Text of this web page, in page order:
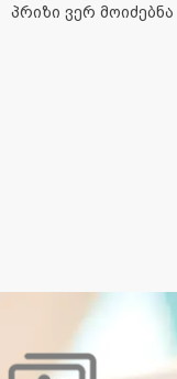
პრიზი ვერ მოიძებნა